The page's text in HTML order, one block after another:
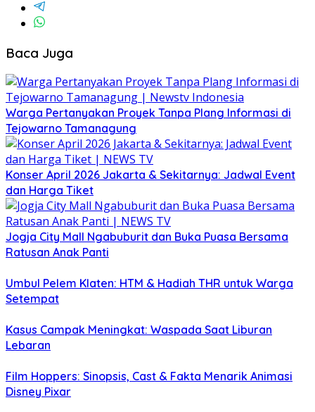
Baca Juga
Warga Pertanyakan Proyek Tanpa Plang Informasi di
Tejowarno Tamanagung
Konser April 2026 Jakarta & Sekitarnya: Jadwal Event
dan Harga Tiket
Jogja City Mall Ngabuburit dan Buka Puasa Bersama
Ratusan Anak Panti
Umbul Pelem Klaten: HTM & Hadiah THR untuk Warga
Setempat
Kasus Campak Meningkat: Waspada Saat Liburan
Lebaran
Film Hoppers: Sinopsis, Cast & Fakta Menarik Animasi
Disney Pixar